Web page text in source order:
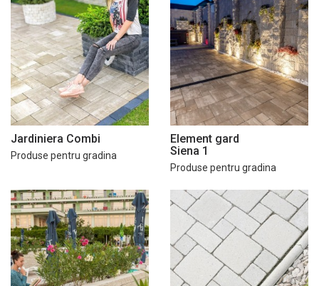
Jardiniera Combi
Produse pentru gradina
Element gard
Siena 1
Produse pentru gradina